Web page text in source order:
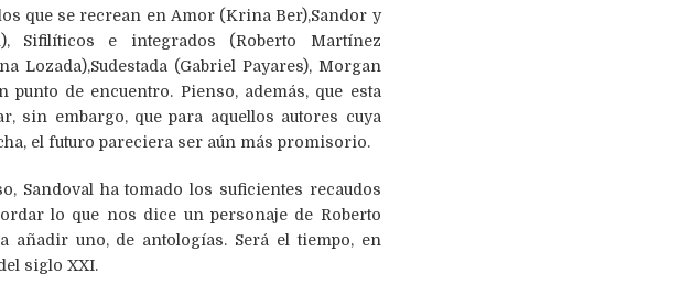
que se recrean en Amor (Krina Ber),Sandor y
Sifilíticos e integrados (Roberto Martínez
Lozada),Sudestada (Gabriel Payares), Morgan
de encuentro. Pienso, además, que esta
sin embargo, que para aquellos autores cuya
el futuro pareciera ser aún más promisorio.
Sandoval ha tomado los suficientes recaudos
lo que nos dice un personaje de Roberto
añadir uno, de antologías. Será el tiempo, en
siglo XXI.